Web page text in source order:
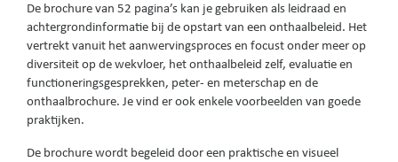
De brochure van 52 pagina’s kan je gebruiken als leidraad en
achtergrondinformatie bij de opstart van een onthaalbeleid. Het
vertrekt vanuit het aanwervingsproces en focust onder meer op
diversiteit op de wekvloer, het onthaalbeleid zelf, evaluatie en
functioneringsgesprekken, peter- en meterschap en de
onthaalbrochure. Je vind er ook enkele voorbeelden van goede
praktijken.
De brochure wordt begeleid door een praktische en visueel